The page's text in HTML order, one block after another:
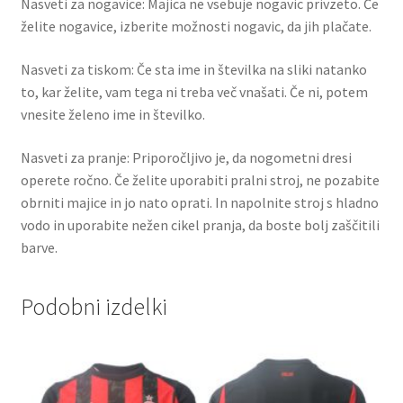
Nasveti za nogavice: Majica ne vsebuje nogavic privzeto. Če
želite nogavice, izberite možnosti nogavic, da jih plačate.
Nasveti za tiskom: Če sta ime in številka na sliki natanko
to, kar želite, vam tega ni treba več vnašati. Če ni, potem
vnesite želeno ime in številko.
Nasveti za pranje: Priporočljivo je, da nogometni dresi
operete ročno. Če želite uporabiti pralni stroj, ne pozabite
obrniti majice in jo nato oprati. In napolnite stroj s hladno
vodo in uporabite nežen cikel pranja, da boste bolj zaščitili
barve.
Podobni izdelki